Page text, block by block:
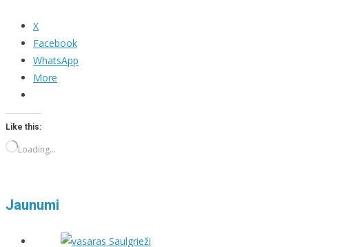
X
Facebook
WhatsApp
More
Like this:
Loading…
Jaunumi